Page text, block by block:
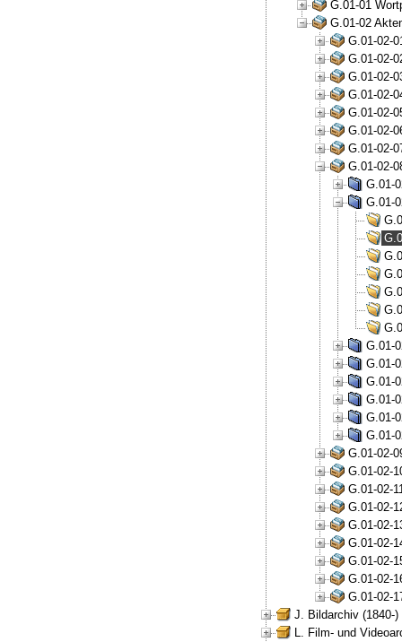
G.01-01
G.01-02
G.01-02-
G.01-02-
G.01-02-
G.01-02-
G.01-02-
G.01-02-
G.01-02-
G.01-02-
G.01-
G.01-
G.01-
G.01-
G.01-
G.01-
G.01-
G.01-
G.01-02-
G.01-02-
G.01-02-
G.01-02-
G.01-02-
G.01-02-
G.01-02-
G.01-02-
G.01-02-
J. Bildarchiv (1840-)
L. Film- und